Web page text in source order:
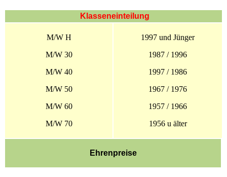
Klasseneinteilung
M/W H
M/W 30
M/W 40
M/W 50
M/W 60
M/W 70
1997 und Jünger
1987 / 1996
1997 / 1986
1967 / 1976
1957 / 1966
1956 u älter
Ehrenpreise